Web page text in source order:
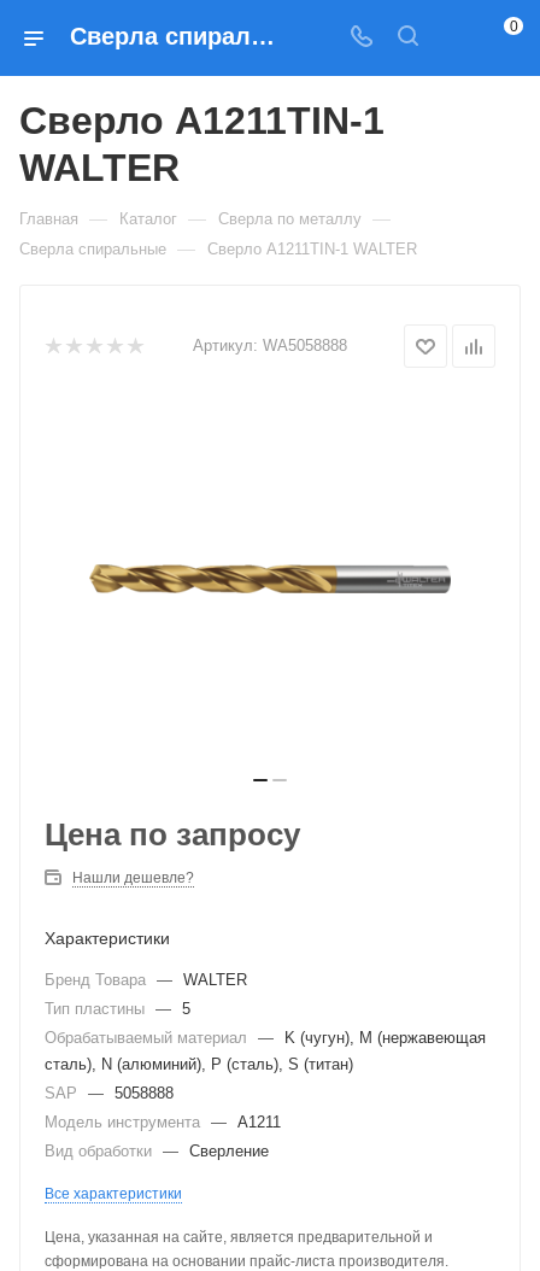
Сверла спиральные Сверло A1211TIN-1 WALTER — купить по выгодным ценам в Москве 0
Сверло A1211TIN-1
WALTER
Главная — Каталог — Сверла по металлу —
Сверла спиральные — Сверло A1211TIN-1 WALTER
Артикул: WA5058888
Цена по запросу
Нашли дешевле?
Характеристики
Бренд Товара — WALTER
Тип пластины — 5
Обрабатываемый материал
—
K (чугун), M (нержавеющая
сталь), N (алюминий), P (сталь), S (титан)
SAP
— 5058888
Модель инструмента — A1211
Вид обработки — Сверление
Все характеристики
Цена, указанная на сайте, является предварительной и
сформирована на основании прайс-листа производителя.